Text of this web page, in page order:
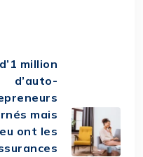
million
d’auto-
mais
ont les